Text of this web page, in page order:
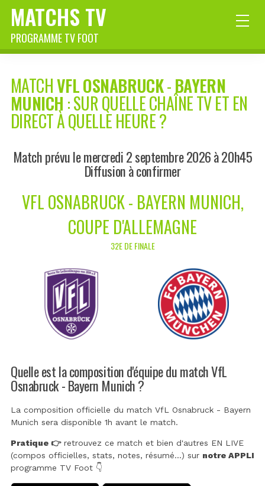
MATCHS TV
PROGRAMME TV FOOT
MATCHVFL OSNABRUCK-BAYERN
MUNICH : SUR QUELLE CHAÎNE TV ET EN
DIRECT À QUELLE HEURE ?
Match prévu le mercredi 2 septembre 2026 à 20h45
Diffusion à confirmer
VFL OSNABRUCK - BAYERN MUNICH,
COUPE D'ALLEMAGNE
32E DE FINALE
Quelle est la composition d'équipe du match VfL
Osnabruck - Bayern Munich ?
La composition officielle du match VfL Osnabruck - Bayern
Munich sera disponible 1h avant le match.
Pratique 👉retrouvez ce match et bien d'autres EN LIVE
(compos officielles, stats, notes, résumé...) sur notre APPLI
programme TV Foot 👇